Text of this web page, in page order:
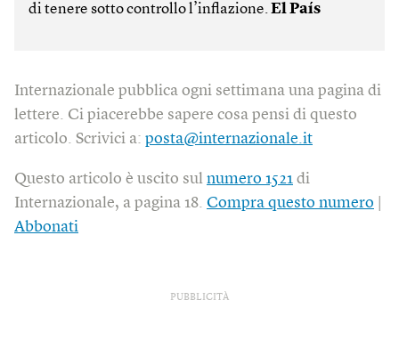
di tenere sotto controllo l’inflazione.El País
Internazionale pubblica ogni settimana una pagina di
lettere. Ci piacerebbe sapere cosa pensi di questo
articolo. Scrivici a: posta@internazionale.it
Questo articolo è uscito sul numero 1521 di
Internazionale, a pagina 18. Compra questo numero
Abbonati
PUBBLICITÀ